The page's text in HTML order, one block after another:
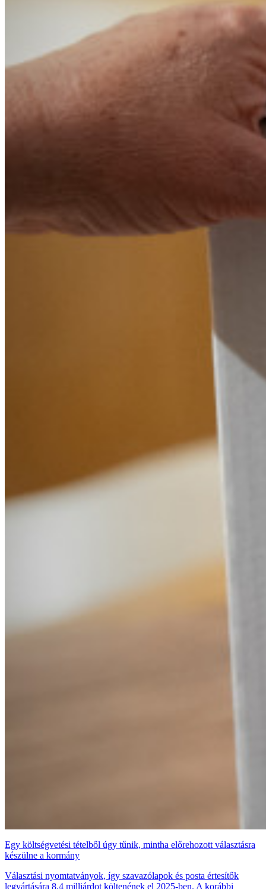
Egy költségvetési tételből úgy tűnik, mintha előrehozott választásra
készülne a kormány
Választási nyomtatványok, így szavazólapok és posta értesítők
legyártására 8,4 milliárdot költenének el 2025-ben. A korábbi